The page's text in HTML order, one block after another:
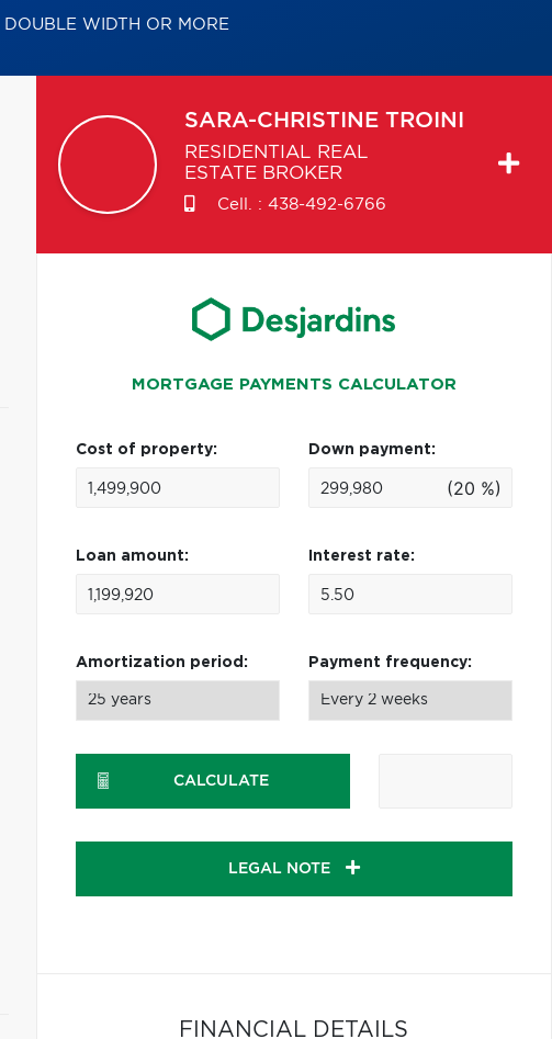
DOUBLE WIDTH OR MORE
SARA-CHRISTINE TROINI
RESIDENTIAL REAL
ESTATE BROKER
Cell. : 438-492-6766
MORTGAGE PAYMENTS CALCULATOR
Cost of property: Down payment:
(20 %)
Loan amount: Interest rate:
Amortization period: Payment frequency:
CALCULATE
LEGAL NOTE
FINANCIAL DETAILS